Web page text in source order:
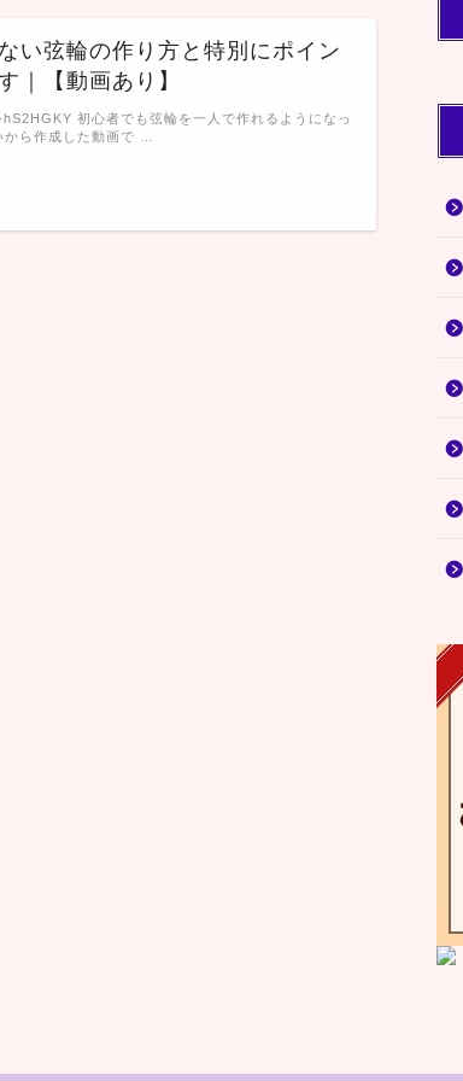
い弦輪の作り方と特別にポイン
｜【動画あり】
初心者でも弦輪を一人で作れるようになっ
ら作成した動画で …